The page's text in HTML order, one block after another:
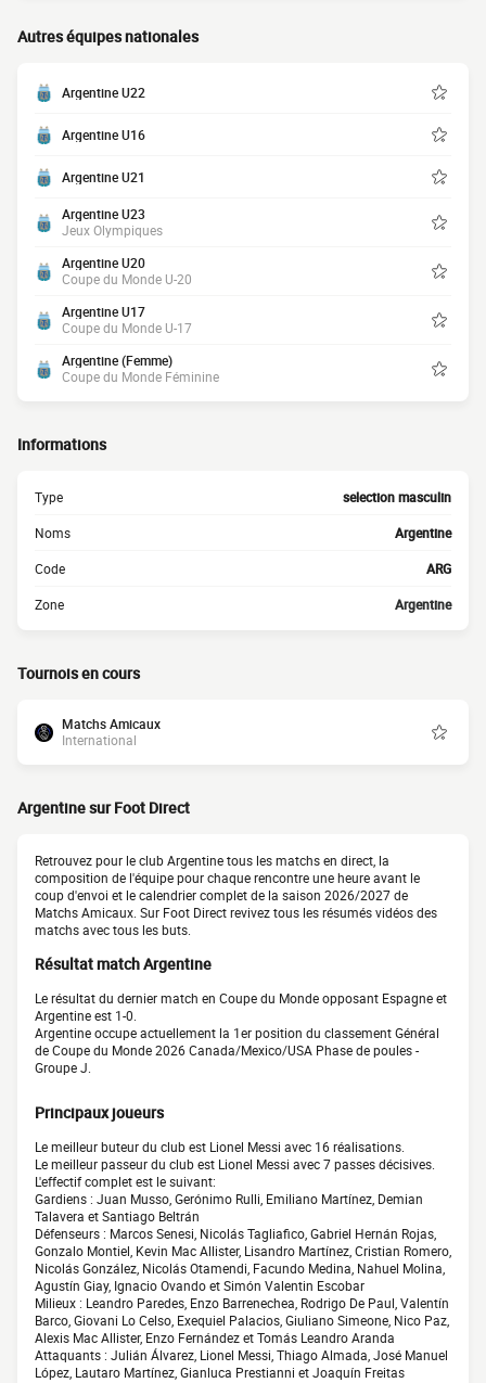
Autres équipes nationales
Argentine U22
Argentine U16
Argentine U21
Argentine U23
Jeux Olympiques
Argentine U20
Coupe du Monde U-20
Argentine U17
Coupe du Monde U-17
Argentine (Femme)
Coupe du Monde Féminine
Informations
Type selection masculin
Noms Argentine
Code ARG
Zone Argentine
Tournois en cours
Matchs Amicaux
International
Argentine sur Foot Direct
Retrouvez pour le club Argentine tous les matchs en direct, la
composition de l'équipe pour chaque rencontre une heure avant le
coup d'envoi et le calendrier complet de la saison 2026/2027 de
Matchs Amicaux. Sur Foot Direct revivez tous les résumés vidéos des
matchs avec tous les buts.
Résultat match Argentine
Le résultat du dernier match en Coupe du Monde opposant Espagne et
Argentine est 1-0.
Argentine occupe actuellement la 1er position du classement Général
de Coupe du Monde 2026 Canada/Mexico/USA Phase de poules -
Groupe J.
Principaux joueurs
Le meilleur buteur du club est Lionel Messi avec 16 réalisations.
Le meilleur passeur du club est Lionel Messi avec 7 passes décisives.
L'effectif complet est le suivant:
Gardiens : Juan Musso, Gerónimo Rulli, Emiliano Martínez, Demian
Talavera et Santiago Beltrán
Défenseurs : Marcos Senesi, Nicolás Tagliafico, Gabriel Hernán Rojas,
Gonzalo Montiel, Kevin Mac Allister, Lisandro Martínez, Cristian Romero,
Nicolás González, Nicolás Otamendi, Facundo Medina, Nahuel Molina,
Agustín Giay, Ignacio Ovando et Simón Valentin Escobar
Milieux : Leandro Paredes, Enzo Barrenechea, Rodrigo De Paul, Valentín
Barco, Giovani Lo Celso, Exequiel Palacios, Giuliano Simeone, Nico Paz,
Alexis Mac Allister, Enzo Fernández et Tomás Leandro Aranda
Attaquants : Julián Álvarez, Lionel Messi, Thiago Almada, José Manuel
López, Lautaro Martínez, Gianluca Prestianni et Joaquín Freitas